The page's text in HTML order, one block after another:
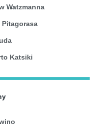
Watzmanna
Katsiki